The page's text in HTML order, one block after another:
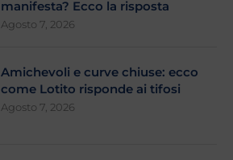
manifesta? Ecco la risposta
Agosto 7, 2026
Amichevoli e curve chiuse: ecco
come Lotito risponde ai tifosi
Agosto 7, 2026